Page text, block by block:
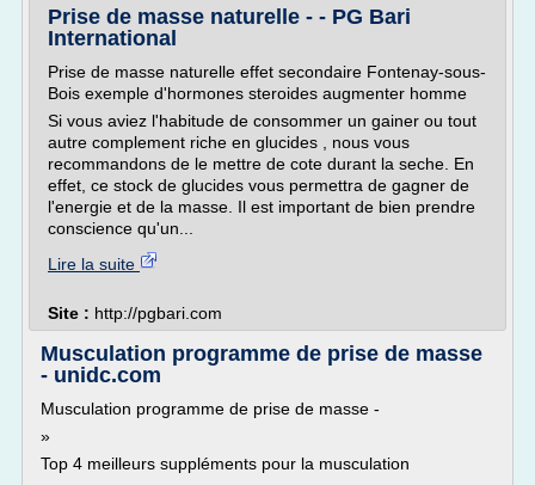
Prise de masse naturelle - - PG Bari
International
Prise de masse naturelle effet secondaire Fontenay-sous-
Bois exemple d'hormones steroides augmenter homme
Si vous aviez l'habitude de consommer un gainer ou tout
autre complement riche en glucides , nous vous
recommandons de le mettre de cote durant la seche. En
effet, ce stock de glucides vous permettra de gagner de
l'energie et de la masse. Il est important de bien prendre
conscience qu'un...
Lire la suite
Site : http://pgbari.com
Musculation programme de prise de masse
- unidc.com
Musculation programme de prise de masse -
»
Top 4 meilleurs suppléments pour la musculation